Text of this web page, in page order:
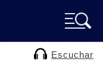
Escuchar